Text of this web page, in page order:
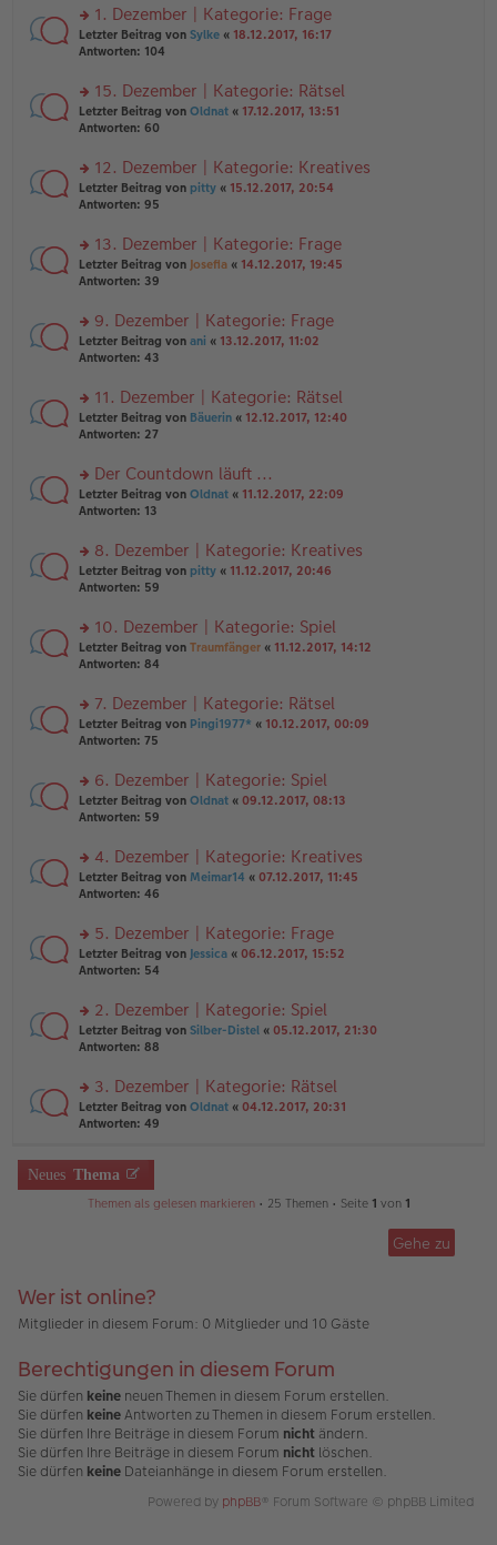
tr
a
g
e
n
er
tr
a
g
n
g
el
e
n
er
tr
a
g
rs
te
n
g
el
e
n
er
tr
a
g
1. Dezember | Kategorie: Frage
Letzter Beitrag von Sylke « 18.12.2017, 16:17
Antworten: 104
rs
te
n
g
el
e
n
er
tr
a
g
15. Dezember | Kategorie: Rätsel
Letzter Beitrag von Oldnat « 17.12.2017, 13:51
Antworten: 60
rs
te
n
g
el
e
n
er
tr
a
g
12. Dezember | Kategorie: Kreatives
Letzter Beitrag von pitty « 15.12.2017, 20:54
Antworten: 95
rs
te
n
g
el
e
n
er
tr
a
g
13. Dezember | Kategorie: Frage
Letzter Beitrag von Josefia « 14.12.2017, 19:45
Antworten: 39
rs
te
n
g
el
e
n
er
tr
a
g
9. Dezember | Kategorie: Frage
Letzter Beitrag von ani « 13.12.2017, 11:02
Antworten: 43
rs
te
n
g
el
e
n
er
tr
a
g
11. Dezember | Kategorie: Rätsel
Letzter Beitrag von Bäuerin « 12.12.2017, 12:40
Antworten: 27
rs
te
n
g
el
e
n
er
tr
a
g
Der Countdown läuft ...
Letzter Beitrag von Oldnat « 11.12.2017, 22:09
Antworten: 13
rs
te
n
g
el
e
n
er
tr
a
g
8. Dezember | Kategorie: Kreatives
Letzter Beitrag von pitty « 11.12.2017, 20:46
Antworten: 59
rs
te
n
g
el
e
n
er
tr
a
g
10. Dezember | Kategorie: Spiel
Letzter Beitrag von Traumfänger « 11.12.2017, 14:12
Antworten: 84
rs
te
n
g
el
e
n
er
tr
a
g
7. Dezember | Kategorie: Rätsel
Letzter Beitrag von Pingi1977* « 10.12.2017, 00:09
Antworten: 75
rs
te
n
g
el
e
n
er
tr
a
g
6. Dezember | Kategorie: Spiel
Letzter Beitrag von Oldnat « 09.12.2017, 08:13
Antworten: 59
rs
te
n
g
el
e
n
er
tr
a
g
4. Dezember | Kategorie: Kreatives
Letzter Beitrag von Meimar14 « 07.12.2017, 11:45
Antworten: 46
rs
te
n
g
el
e
n
er
tr
a
5. Dezember | Kategorie: Frage
Letzter Beitrag von Jessica « 06.12.2017, 15:52
Antworten: 54
rs
te
n
g
el
e
n
er
2. Dezember | Kategorie: Spiel
Letzter Beitrag von Silber-Distel « 05.12.2017, 21:30
Antworten: 88
rs
te
n
g
ei
tr
3. Dezember | Kategorie: Rätsel
Letzter Beitrag von Oldnat « 04.12.2017, 20:31
Antworten: 49
Neues Thema
Themen als gelesen markieren• 25 Themen • Seite 1 von 1
Gehe zu
Wer ist online?
Mitglieder in diesem Forum: 0 Mitglieder und 10 Gäste
Berechtigungen in diesem Forum
Sie dürfen keine neuen Themen in diesem Forum erstellen.
Sie dürfen keineAntworten zu Themen in diesem Forum erstellen.
Sie dürfen Ihre Beiträge in diesem Forum nicht ändern.
Sie dürfen Ihre Beiträge in diesem Forum nicht löschen.
Sie dürfen keine Dateianhänge in diesem Forum erstellen.
Powered by phpBB® Forum Software © phpBB Limited